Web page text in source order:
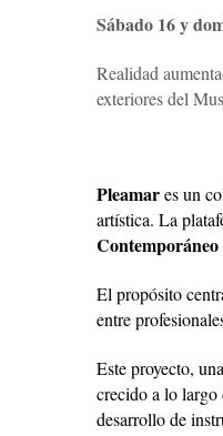
Sábado 16 y
Realidad
exteriores del
Pleamares un
artística. La
El propósito
entre
Este proyecto,
crecido a lo largo
desarrollo de